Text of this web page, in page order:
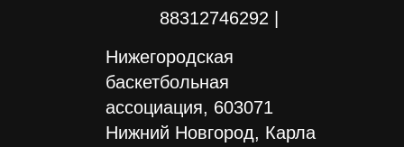
88312746292 |
Нижегородская
баскетбольная
ассоциация, 603071
Нижний Новгород, Карла